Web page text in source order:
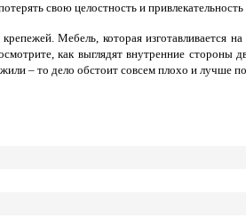
свою целостность и
Мебель, которая
как выглядят внутренние
– то дело обстоит совсем плохо и лучше